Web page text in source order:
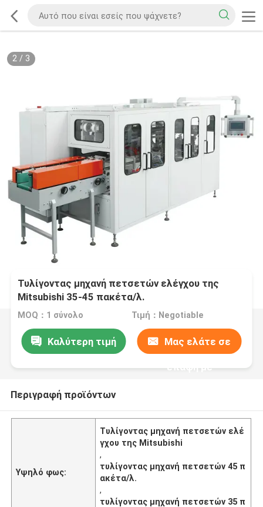
2/ 3
Τυλίγοντας μηχανή πετσετών ελέγχου της
Mitsubishi 35-45 πακέτα/λ.
MOQ：1 σύνολο Τιμή：Negotiable
Καλύτερη τιμή Μας ελάτε σε
επαφή με
Περιγραφή προϊόντων
Υψηλό φως:
Τυλίγοντας μηχανή πετσετών ελέ
γχου της Mitsubishi
,
τυλίγοντας μηχανή πετσετών 45 π
ακέτα/λ.
,
τυλίγοντας μηχανή πετσετών 35 π